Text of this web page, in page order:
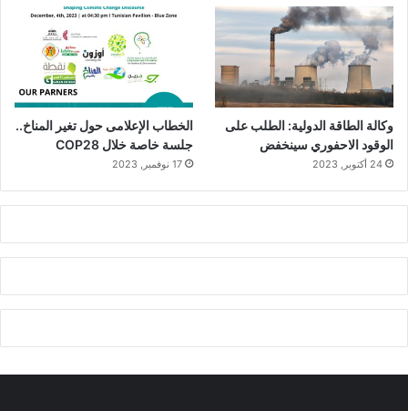
وكالة الطاقة الدولية: الطلب على
الوقود الاحفوري سينخفض
24 أكتوبر, 2023
الخطاب الإعلامى حول تغير المناخ..
جلسة خاصة خلال COP28
17 نوفمبر, 2023